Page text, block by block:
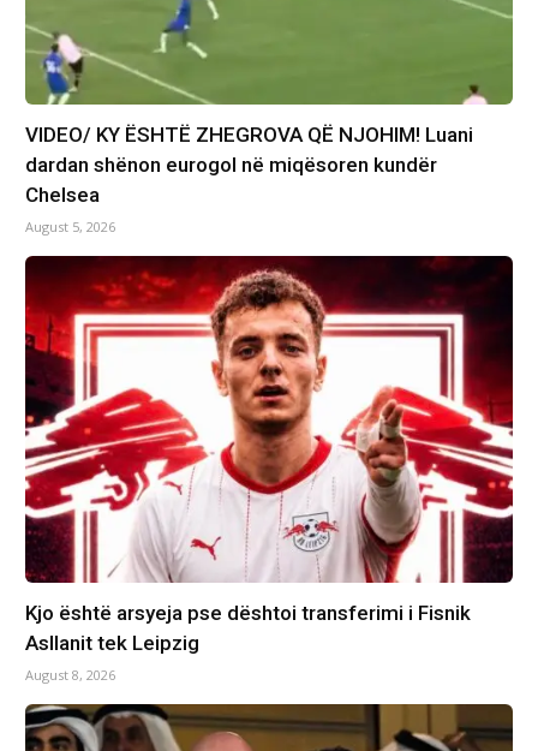
VIDEO/ KY ËSHTË ZHEGROVA QË NJOHIM! Luani
dardan shënon eurogol në miqësoren kundër
Chelsea
August 5, 2026
Kjo është arsyeja pse dështoi transferimi i Fisnik
Asllanit tek Leipzig
August 8, 2026